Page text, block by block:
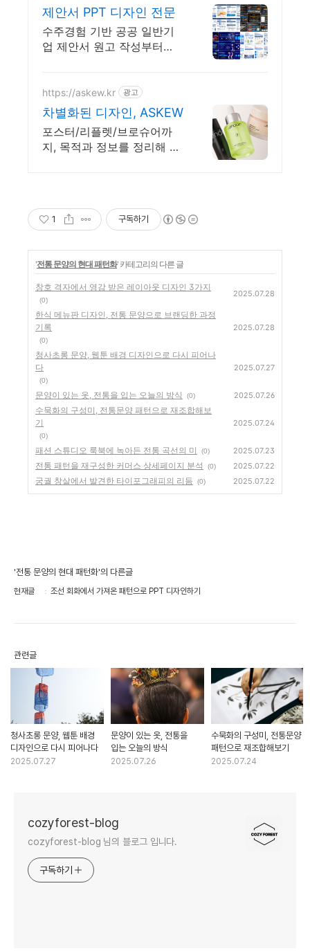
제안서 PPT 디자인 전문
수주경험 기반 공공 일반기
업 제안서 원고 작성부터
https://askew.kr 광고
차별화된 디자인, ASKEW
포스터/리플렛/브로슈어까
지, 목적과 정보를 정리해 완
1 구독하기
'전통 문양의 현대 패턴화' 카테고리의 다른 글
창호 격자에서 영감 받은 레이아웃 디자인 3가지
(0)
2025.07.28
한식 메뉴판 디자인, 전통 문양으로 브랜딩한 과정
기록
(0)
2025.07.28
청사초롱 문양, 웹툰 배경 디자인으로 다시 피어나
다
(0)
2025.07.27
문양이 있는 옷, 전통을 입는 오늘의 방식 (0) 2025.07.26
수묵화의 구성미, 전통문양 패턴으로 재조합해보
기
(0)
2025.07.24
패션 스튜디오 룩북에 녹아든 전통 곡선의 미 (0) 2025.07.23
전통 패턴을 재구성한 커머스 상세페이지 분석 (0) 2025.07.22
궁궐 창살에서 발견한 타이포그래피의 리듬 (0) 2025.07.22
'전통 문양의 현대 패턴화'의 다른글
현재글 조선 회화에서 가져온 패턴으로 PPT 디자인하기
관련글
청사초롱 문양, 웹툰 배경
디자인으로 다시 피어나다
2025.07.27
문양이 있는 옷, 전통을
입는 오늘의 방식
2025.07.26
수묵화의 구성미, 전통문양
패턴으로 재조합해보기
2025.07.24
cozyforest-blog
cozyforest-blog 님의 블로그 입니다.
구독하기